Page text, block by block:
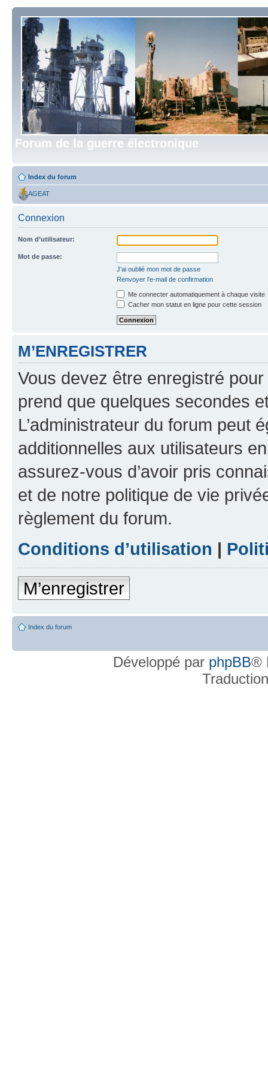
Forum de la guerre électronique
Index du forum
AGEAT
Connexion
Nom d’utilisateur:
Mot de passe:
J’ai oublié mon mot de passe
Renvoyer l’e-mail de confirmation
Me connecter automatiquement à chaque visite
Cacher mon statut en ligne pour cette session
M’ENREGISTRER
Vous devez être enregistré
prend que quelques secondes
L’administrateur du forum peut
additionnelles aux utilisateurs
assurez-vous d’avoir pris
et de notre politique de vie
règlement du forum.
Conditions d’utilisation |
M’enregistrer
Index du forum
Développé par phpBB®